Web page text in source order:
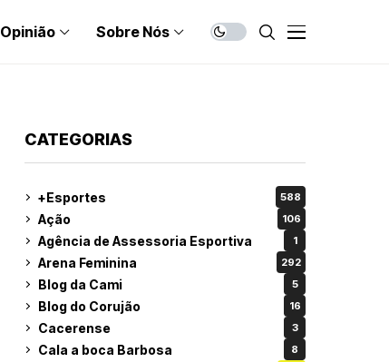
Opinião Sobre Nós
CATEGORIAS
+Esportes 588
Ação 106
Agência de Assessoria Esportiva 1
Arena Feminina 292
Blog da Cami 5
Blog do Corujão 16
Cacerense 3
Cala a boca Barbosa 8